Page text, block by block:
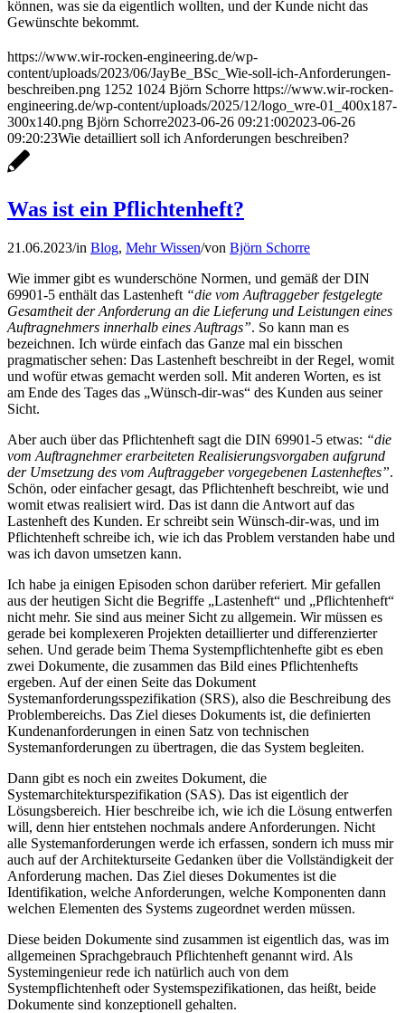
können, was sie da eigentlich wollten, und der Kunde nicht das
Gewünschte bekommt.
https://www.wir-rocken-engineering.de/wp-
content/uploads/2023/06/JayBe_BSc_Wie-soll-ich-Anforderungen-
beschreiben.png 1252 1024 Björn Schorre https://www.wir-rocken-
engineering.de/wp-content/uploads/2025/12/logo_wre-01_400x187-
300x140.png Björn Schorre2023-06-26 09:21:002023-06-26
09:20:23Wie detailliert soll ich Anforderungen beschreiben?
Was ist ein Pflichtenheft?
21.06.2023/in Blog, Mehr Wissen/von Björn Schorre
Wie immer gibt es wunderschöne Normen, und gemäß der DIN
69901-5 enthält das Lastenheft “die vom Auftraggeber festgelegte
Gesamtheit der Anforderung an die Lieferung und Leistungen eines
Auftragnehmers innerhalb eines Auftrags”. So kann man es
bezeichnen. Ich würde einfach das Ganze mal ein bisschen
pragmatischer sehen: Das Lastenheft beschreibt in der Regel, womit
und wofür etwas gemacht werden soll. Mit anderen Worten, es ist
am Ende des Tages das „Wünsch-dir-was“ des Kunden aus seiner
Sicht.
Aber auch über das Pflichtenheft sagt die DIN 69901-5 etwas: “die
vom Auftragnehmer erarbeiteten Realisierungsvorgaben aufgrund
der Umsetzung des vom Auftraggeber vorgegebenen Lastenheftes”.
Schön, oder einfacher gesagt, das Pflichtenheft beschreibt, wie und
womit etwas realisiert wird. Das ist dann die Antwort auf das
Lastenheft des Kunden. Er schreibt sein Wünsch-dir-was, und im
Pflichtenheft schreibe ich, wie ich das Problem verstanden habe und
was ich davon umsetzen kann.
Ich habe ja einigen Episoden schon darüber referiert. Mir gefallen
aus der heutigen Sicht die Begriffe „Lastenheft“ und „Pflichtenheft“
nicht mehr. Sie sind aus meiner Sicht zu allgemein. Wir müssen es
gerade bei komplexeren Projekten detaillierter und differenzierter
sehen. Und gerade beim Thema Systempflichtenhefte gibt es eben
zwei Dokumente, die zusammen das Bild eines Pflichtenhefts
ergeben. Auf der einen Seite das Dokument
Systemanforderungsspezifikation (SRS), also die Beschreibung des
Problembereichs. Das Ziel dieses Dokuments ist, die definierten
Kundenanforderungen in einen Satz von technischen
Systemanforderungen zu übertragen, die das System begleiten.
Dann gibt es noch ein zweites Dokument, die
Systemarchitekturspezifikation (SAS). Das ist eigentlich der
Lösungsbereich. Hier beschreibe ich, wie ich die Lösung entwerfen
will, denn hier entstehen nochmals andere Anforderungen. Nicht
alle Systemanforderungen werde ich erfassen, sondern ich muss mir
auch auf der Architekturseite Gedanken über die Vollständigkeit der
Anforderung machen. Das Ziel dieses Dokumentes ist die
Identifikation, welche Anforderungen, welche Komponenten dann
welchen Elementen des Systems zugeordnet werden müssen.
Diese beiden Dokumente sind zusammen ist eigentlich das, was im
allgemeinen Sprachgebrauch Pflichtenheft genannt wird. Als
Systemingenieur rede ich natürlich auch von dem
Systempflichtenheft oder Systemspezifikationen, das heißt, beide
Dokumente sind konzeptionell gehalten.